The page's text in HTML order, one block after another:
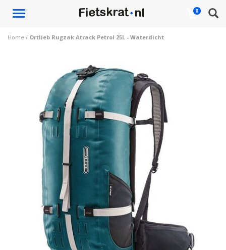
Toggle
0
Home / Ortlieb Rugzak Atrack Petrol 25L - Waterdicht